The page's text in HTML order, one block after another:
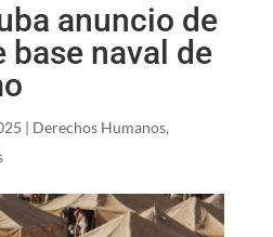
anuncio de
base naval de
| Derechos Humanos,